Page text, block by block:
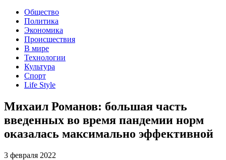
Общество
Политика
Экономика
Происшествия
В мире
Технологии
Культура
Спорт
Life Style
Михаил Романов: большая часть
введенных во время пандемии норм
оказалась максимально эффективной
3 февраля 2022